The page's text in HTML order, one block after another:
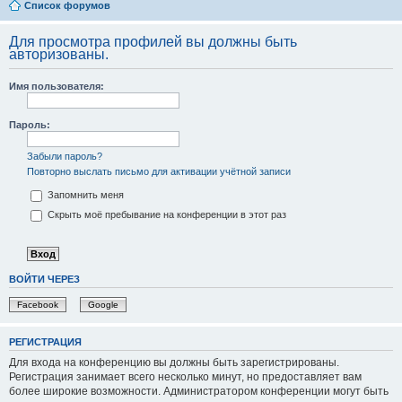
Список форумов
Для просмотра профилей вы должны быть
авторизованы.
Имя пользователя:
Пароль:
Забыли пароль?
Повторно выслать письмо для активации учётной записи
Запомнить меня
Скрыть моё пребывание на конференции в этот раз
ВОЙТИ ЧЕРЕЗ
Facebook Google
РЕГИСТРАЦИЯ
Для входа на конференцию вы должны быть зарегистрированы.
Регистрация занимает всего несколько минут, но предоставляет вам
более широкие возможности. Администратором конференции могут быть